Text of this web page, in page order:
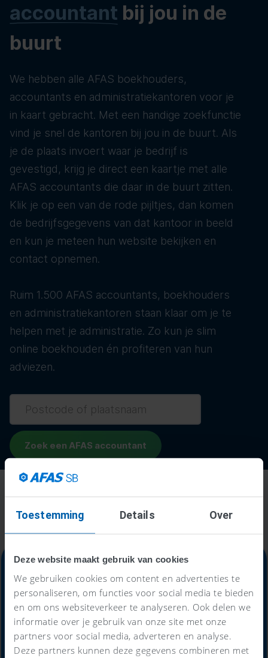
Toestemming Details Over
Deze website maakt gebruik van cookies
We gebruiken cookies om content en advertenties te
personaliseren, om functies voor social media te bieden
en om ons websiteverkeer te analyseren. Ook delen we
informatie over je gebruik van onze site met onze
partners voor social media, adverteren en analyse.
Deze partners kunnen deze gegevens combineren met
accountant bij jou in de
buurt
We hebben alle AFAS boekhouders,
accountants en administratiekantoren voor je
in kaart gebracht. Met een handige zoekfunctie
vind je snel de kantoren bij jou in de buurt. Als
je de plaats invoert waar je bedrijf is
gevestigd, krijg je direct een kaartje met alle
AFAS accountants die daar in de buurt zitten.
Klik je op een van de rode pijltjes, dan komen
de bedrijfsgegevens van dat kantoor in beeld
en kun je meteen hun website bekijken en
contact opnemen.
Ruim 1.500 AFAS accountants, boekhouders
en administratiekantoren staan klaar om je te
helpen met je administratie. Zo kun je slim
online boekhouden én profiteren van hun
adviezen.
Alles-in-één-prijs